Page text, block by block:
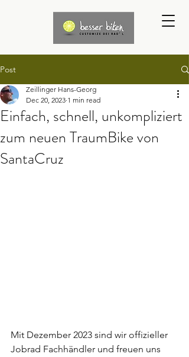
Post
Einfach, schnell, unkompliziert
zum neuen TraumBike von
SantaCruz
Zeillinger Hans-Georg
Dec 20, 2023 1 min read
Mit Dezember 2023 sind wir offizieller
Jobrad Fachhändler und freuen uns